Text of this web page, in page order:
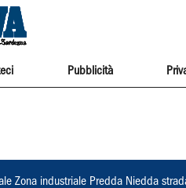
Pubblicità
Zona industriale Predda Niedda